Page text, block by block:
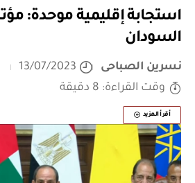
استجابة إقليمية موحدة:
السودان
نسرين الصباحى
13/07/2023
وقت القراءة: 8 دقيقة
أقرأ المزيد